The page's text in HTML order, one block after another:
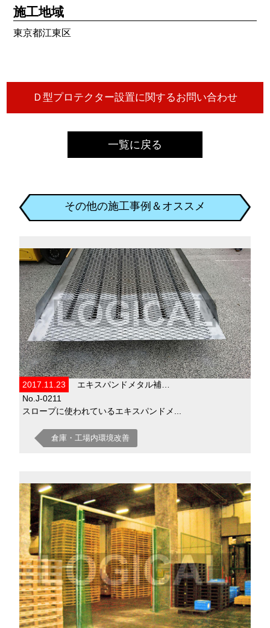
施工地域
東京都江東区
一覧に戻る
その他の施工事例＆オススメ
2017.11.23
エキスパンドメタル補…
No.J-0211
スロープに使われているエキスパンドメ...
倉庫・工場内環境改善